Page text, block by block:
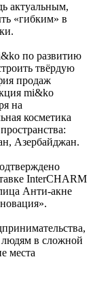
актуальным,
«гибким» в
по развитию
твёрдую
продаж
mi&ko
на
косметика
Азербайджан.
InterCHARM
Анти-акне
в сложной
места